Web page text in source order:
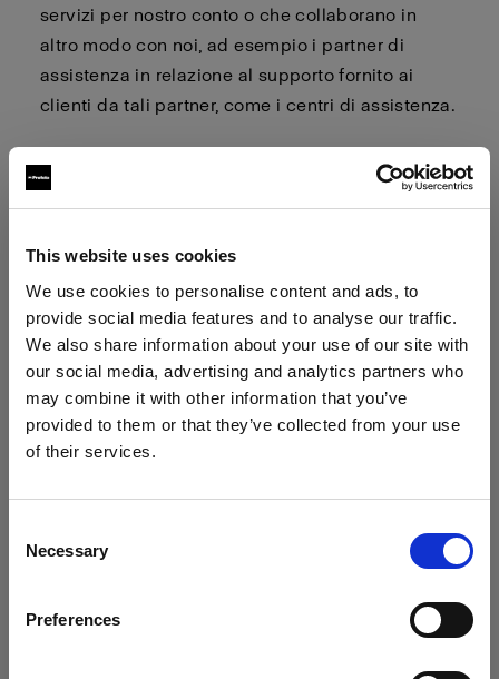
This website uses cookies
We use cookies to personalise content and ads, to
provide social media features and to analyse our traffic.
We also share information about your use of our site with
our social media, advertising and analytics partners who
may combine it with other information that you’ve
provided to them or that they’ve collected from your use
of their services.
Selection
Necessary
Preferences
Aggiornare la tua location?
servizi per nostro conto o che collaborano in
altro modo con noi, ad esempio i partner di
assistenza in relazione al supporto fornito ai
clienti da tali partner, come i centri di assistenza.
I tuoi dati personali possono essere trasferiti in
paesi al di fuori dell'UE/SEE, compresi gli Stati
potrebbero avere un livello di protezione dei dati
personali inferiore a quello dell'UE/SEE. Quando
trasferiamo i dati personali in paesi al di fuori
dell'UE/SEE, utilizziamo le clausole contrattuali
standard approvate dalla Commissione Europea
per garantire un livello sufficiente di protezione
dei tuoi dati personali. Le clausole contrattuali
link:https://ec.europa.eu/info/strategy/justice-
transfers-outside-eu/model-contracts-transfer-